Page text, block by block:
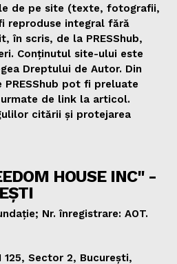
de pe site (texte, fotografii,
reproduse integral fără
în scris, de la PRESShub,
Conținutul site-ului este
Dreptului de Autor. Din
pot fi preluate
de link la articol.
citării și protejarea
HOUSE INC" -
Nr. înregistrare: AOT.
125, Sector 2, București,